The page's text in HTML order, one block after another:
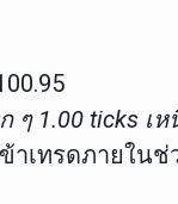
ๆ 1.00 ticks เ
าเทรดภายใน